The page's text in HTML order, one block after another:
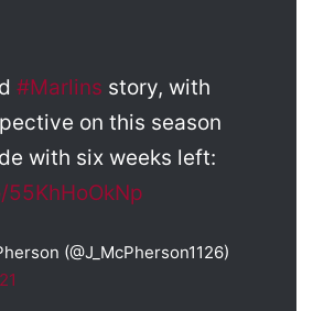
#Marlins story, with
on this season
with six weeks left:
(@J_McPherson1126)